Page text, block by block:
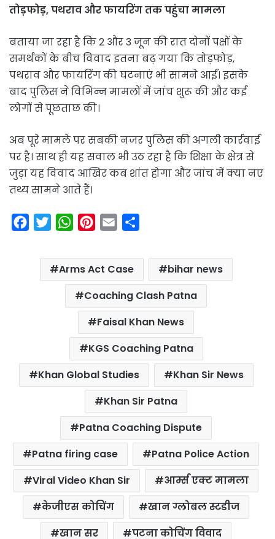
तोड़फोड़, पथराव और फायरिंग तक पहुंचा मामला
बताया जा रहा है कि 2 और 3 जून की रात दोनों पक्षों के
समर्थकों के बीच विवाद इतना बढ़ गया कि तोड़फोड़,
पथराव और फायरिंग की घटनाएं भी सामने आईं। इसके
बाद पुलिस ने विभिन्न मामलों में जांच शुरू की और कई
लोगों से पूछताछ की।
अब पूरे मामले पर सबकी नजर पुलिस की अगली कार्रवाई
पर है। साथ ही यह सवाल भी उठ रहा है कि शिक्षा के क्षेत्र से
जुड़ा यह विवाद आखिर कब शांत होगा और जांच में क्या नए
तथ्य सामने आते हैं।
i
t
W
a
t
s
A
p
n
t
e
r
e
s
t
a
i
l
a
e
Arms Act Case
bihar news
Coaching Clash Patna
Faisal Khan News
KGS Coaching Patna
Khan Global Studies
Khan Sir News
Khan Sir Patna
Patna Coaching Dispute
Patna firing case
Patna Police Action
Viral Video Khan Sir
आर्म्स एक्ट मामला
केजीएस कोचिंग
खान ग्लोबल स्टडीज
खान सर
पटना कोचिंग विवाद